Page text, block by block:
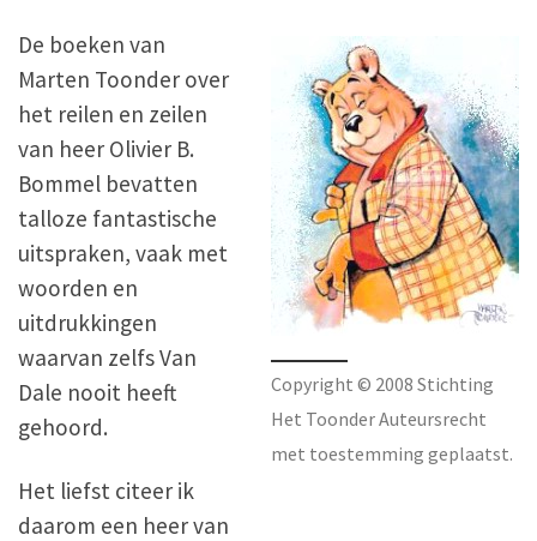
Copyright © 2008 Stichting
Het Toonder Auteursrecht
met toestemming geplaatst.
De boeken van
Marten Toonder over
het reilen en zeilen
van heer Olivier B.
Bommel bevatten
talloze fantastische
uitspraken, vaak met
woorden en
uitdrukkingen
waarvan zelfs Van
Dale nooit heeft
gehoord.
Het liefst citeer ik
daarom een heer van